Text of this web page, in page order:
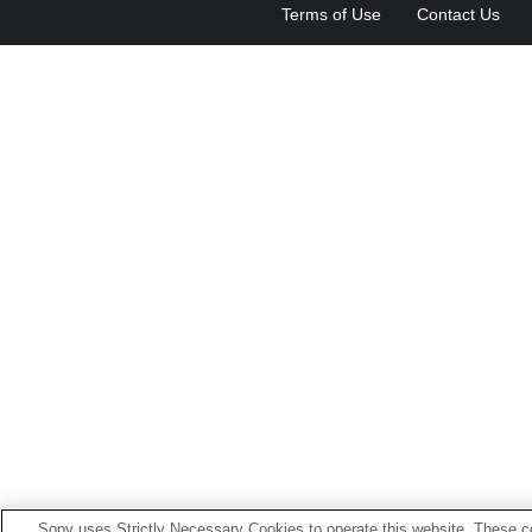
Terms of Use Contact Us